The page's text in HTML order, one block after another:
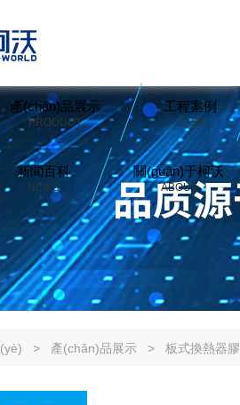
產(chǎn)品展示
PRODUCT
工程案例
CASE
新聞百科
NEWS
關(guān)于柯沃
ABOUT
> 產(chǎn)品展示 > 板式換熱器